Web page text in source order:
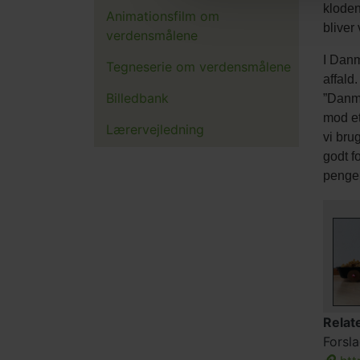
bliver
I
mod
vi
godt
Animationsfilm om
verdensmålene
Tegneserie om verdensmålene
Billedbank
Lærervejledning